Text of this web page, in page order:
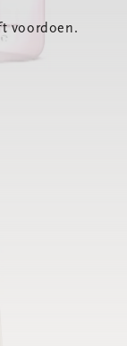
voordoen.